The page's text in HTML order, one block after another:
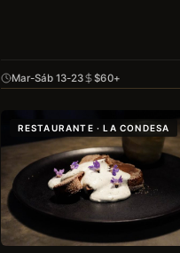
Mar-Sáb 13-23 $60+
RESTAURANTE · LA CONDESA